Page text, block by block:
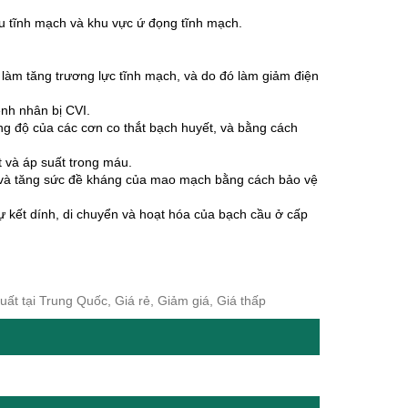
mạch và khu vực ứ đọng tĩnh mạch.
tăng trương lực tĩnh mạch, và do đó làm giảm điện
nhân bị CVI.
độ của các cơn co thắt bạch huyết, và bằng cách
áp suất trong máu.
tăng sức đề kháng của mao mạch bằng cách bảo vệ
dính, di chuyển và hoạt hóa của bạch cầu ở cấp
tại Trung Quốc, Giá rẻ, Giảm giá, Giá thấp